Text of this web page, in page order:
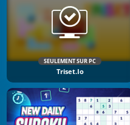
SEULEMENT SUR PC
Triset.io